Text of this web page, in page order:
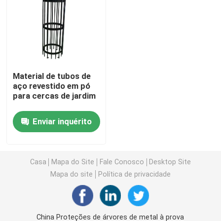
Bancos de plástico reciclado ao ar livre
Tabelas de piquenique exteriores
Bancos de mesa ao ar livre
Bancos redondos de árvores
Cinzeiro de cigarros ao ar livre
Material de tubos de
aço revestido em pó
para cercas de jardim
Enviar inquérito
Casa Mapa do Site Fale Conosco
Desktop Site
Mapa do site
Política de privacidade
China Proteções de árvores de metal à prova